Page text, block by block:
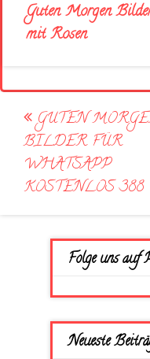
Guten Morgen
mit Rosen
Post
navigation
GUTEN
BILDER FÜR
WHATSAPP
KOSTENLOS 388
Folge uns auf
Neueste